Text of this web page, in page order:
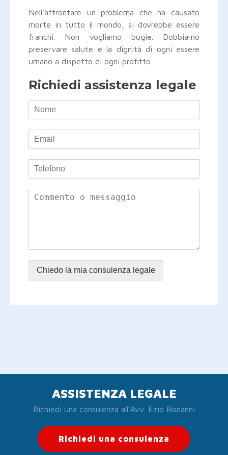
Nell’affrontare un problema che ha causato
morte in tutto il mondo, si dovrebbe essere
franchi. Non vogliamo bugie. Dobbiamo
preservare salute e la dignità di ogni essere
umano a dispetto di ogni profitto.
Richiedi assistenza legale
Chiedo la mia consulenza legale
ASSISTENZA LEGALE
Richiedi una consulenza all'Avv. Ezio Bonanni
Richiedi una consulenza